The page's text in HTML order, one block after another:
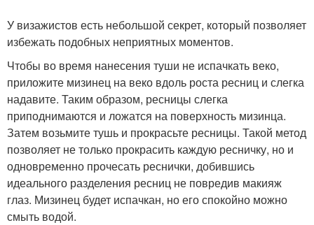
У визажистов есть небольшой секрет, который позволяет
избежать подобных неприятных моментов.
Чтобы во время нанесения туши не испачкать веко,
приложите мизинец на веко вдоль роста ресниц и слегка
надавите. Таким образом, ресницы слегка
приподнимаются и ложатся на поверхность мизинца.
Затем возьмите тушь и прокрасьте ресницы. Такой метод
позволяет не только прокрасить каждую ресничку, но и
одновременно прочесать реснички, добившись
идеального разделения ресниц не повредив макияж
глаз. Мизинец будет испачкан, но его спокойно можно
смыть водой.